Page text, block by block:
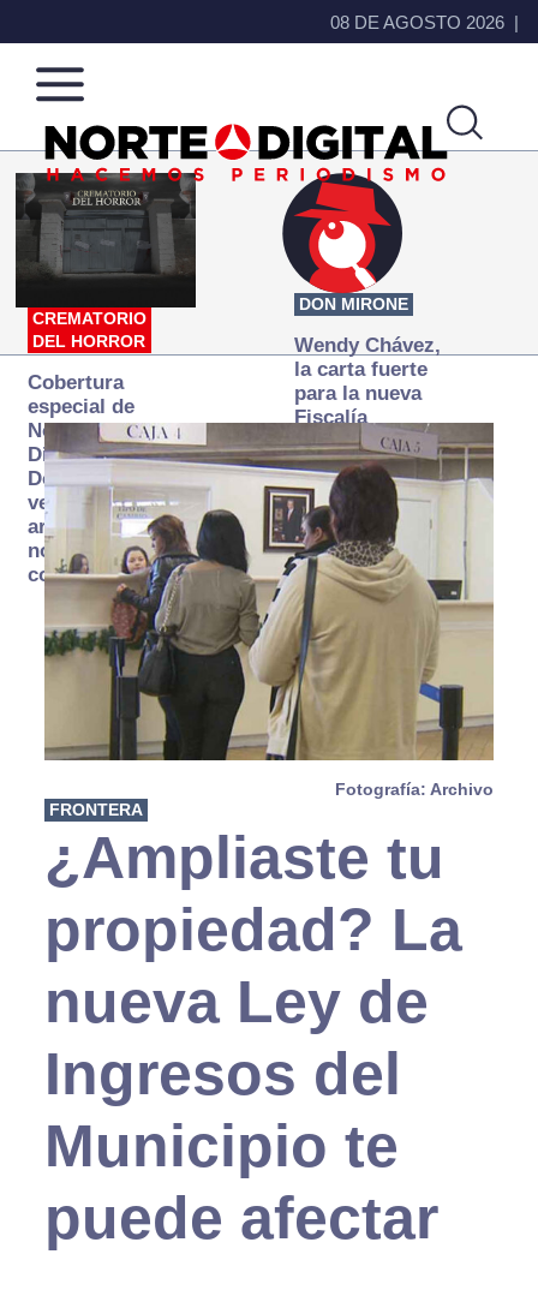
08 DE AGOSTO 2026
Norte
de
Ciudad
Más
que
noticias,
hacemos periodismo
CREMATORIO
DEL HORROR
Cobertura
especial de
Norte
Digital:
Donde la
verdad
arde… pero
no se
consume
DON MIRONE
Wendy Chávez,
la carta fuerte
para la nueva
Fiscalía
autónoma
Fotografía: Archivo
FRONTERA
¿Ampliaste tu
propiedad? La
nueva Ley de
Ingresos del
Municipio te
puede afectar